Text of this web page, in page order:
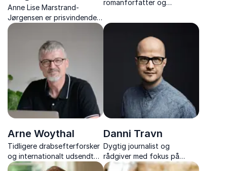
Anne Lise Marstrand-
Jørgensen er prisvindende
forfatter, der med indsigt
litteraturens kraft, historiske
kvinder og livets store valg.
romanforfatter og
stærke indblik i tro, livsmod
og fortællekunst
Arne Woythal
Tidligere drabsefterforsker
og internationalt udsendt
med enestående erfaringer.
Danni Travn
Dygtig journalist og
rådgiver med fokus på
kultur. Skaber stærke